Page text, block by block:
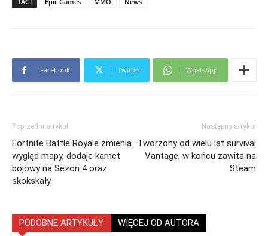
Facebook Twitter WhatsApp
Poprzedni artykuł
Fortnite Battle Royale zmienia
wygląd mapy, dodaje karnet
bojowy na Sezon 4 oraz
skokskały
Następny artykuł
Tworzony od wielu lat survival
Vantage, w końcu zawita na
Steam
PODOBNE ARTYKUŁY WIĘCEJ OD AUTORA